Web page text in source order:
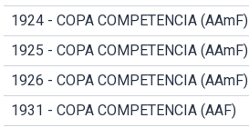
1924 - COPA COMPETENCIA (AAmF)
1925 - COPA COMPETENCIA (AAmF)
1926 - COPA COMPETENCIA (AAmF)
1931 - COPA COMPETENCIA (AAF)